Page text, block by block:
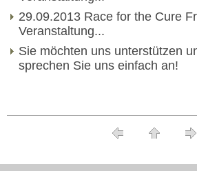
29.09.2013 Race for the Cure
Veranstaltung...
Sie möchten uns unterstützen
sprechen Sie uns einfach an!